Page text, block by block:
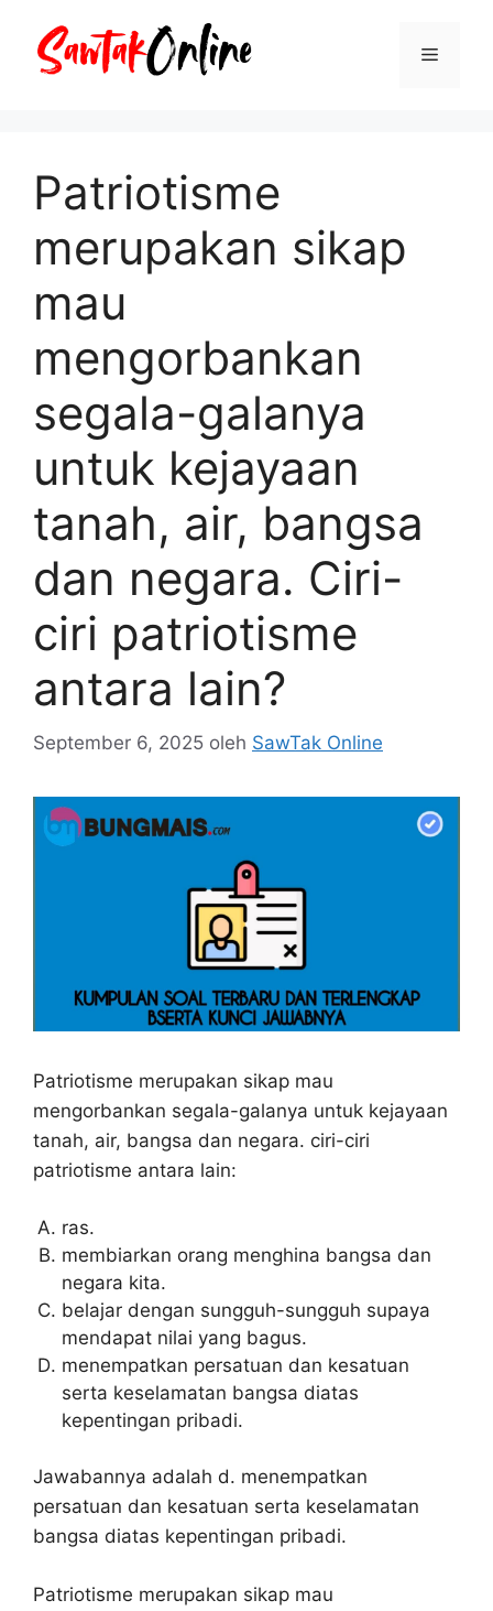
Menu
Patriotisme
merupakan sikap
mau
mengorbankan
segala-galanya
untuk kejayaan
tanah, air, bangsa
dan negara. Ciri-
ciri patriotisme
antara lain?
September 6, 2025 oleh SawTak Online
Patriotisme merupakan sikap mau
mengorbankan segala-galanya untuk kejayaan
tanah, air, bangsa dan negara. ciri-ciri
patriotisme antara lain:
ras.
membiarkan orang menghina bangsa dan
negara kita.
belajar dengan sungguh-sungguh supaya
mendapat nilai yang bagus.
menempatkan persatuan dan kesatuan
serta keselamatan bangsa diatas
kepentingan pribadi.
Jawabannya adalah d. menempatkan
persatuan dan kesatuan serta keselamatan
bangsa diatas kepentingan pribadi.
Patriotisme merupakan sikap mau